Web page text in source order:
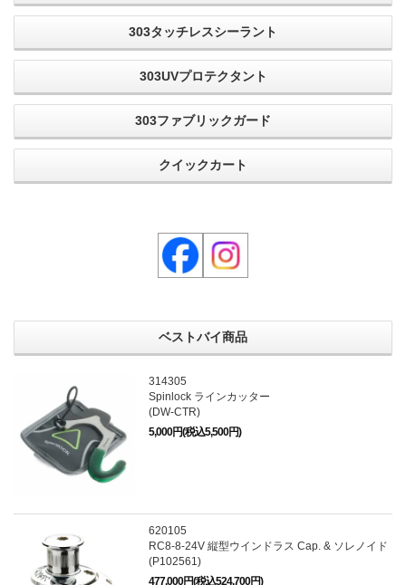
303タッチレスシーラント
303UVプロテクタント
303ファブリックガード
クイックカート
ベストバイ商品
314305
Spinlock ラインカッター
(DW-CTR)
5,000円(税込5,500円)
620105
RC8-8-24V 縦型ウインドラス Cap. & ソレノイド
(P102561)
477,000円(税込524,700円)